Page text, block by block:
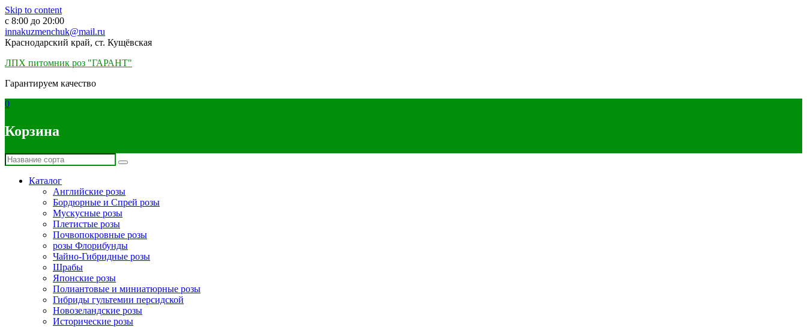
Skip to content
c 8:00 до 20:00
innakuzmenchuk@mail.ru
Краснодарский край, ст. Кущёвская
ЛПХ питомник роз "ГАРАНТ"
Гарантируем качество
0
Корзина
Каталог
Английские розы
Бордюрные и Спрей розы
Мускусные розы
Плетистые розы
Почвопокровные розы
розы Флорибунды
Чайно-Гибридные розы
Шрабы
Японские розы
Полиантовые и миниатюрные розы
Гибриды гультемии персидской
Новозеландские розы
Исторические розы